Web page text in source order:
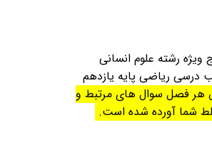
رشته علوم انسانی
درسی ریاضی پایه یازدهم
هر فصل سوال های مرتبط و
شما آورده شده است.